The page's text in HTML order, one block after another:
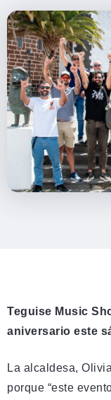
Teguise Music
aniversario este
La alcaldesa,
porque “este